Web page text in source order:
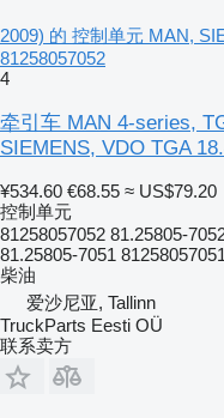
2009) 的 控制单元 MAN,
81258057052
4
牵引车 MAN 4-series,
SIEMENS, VDO TGA
¥534.60 €68.55 ≈ US$79.20
控制单元
81258057052 81.25805-
81.25805-7051
柴油
爱沙尼亚, Tallinn
TruckParts Eesti OÜ
联系卖方